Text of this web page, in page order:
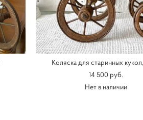
Коляска для старинных
14 500 pуб.
Нет в наличии